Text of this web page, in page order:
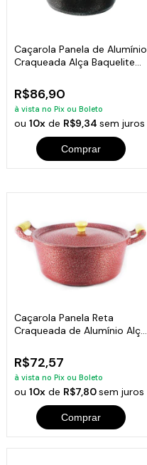
Caçarola Panela de Alumínio
Craqueada Alça Baquelite
R$86,90
à vista no Pix ou Boleto
ou10x de R$9,34sem juros
Comprar
Caçarola Panela Reta
Craqueada de Alumínio Alça
R$72,57
à vista no Pix ou Boleto
ou10x de R$7,80sem juros
Comprar